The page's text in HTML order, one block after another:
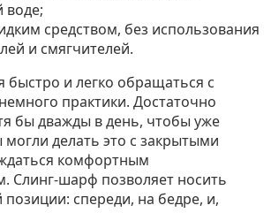
воде;
средством, без использования
и смягчителей.
быстро и легко обращаться с
практики. Достаточно
бы дважды в день, чтобы уже
делать это с закрытыми
комфортным
Слинг-шарф позволяет носить
спереди, на бедре, и,